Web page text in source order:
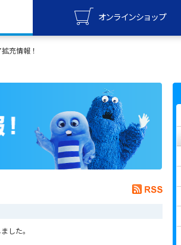
オンラインショップ
UQ WiMAX
オンラインショップ
充情報！
した。